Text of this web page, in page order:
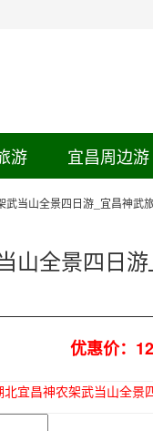
游 宜昌周边游
武当山全景四日游_宜昌神武
山全景四日
优惠价：
北宜昌神农架武当山全景